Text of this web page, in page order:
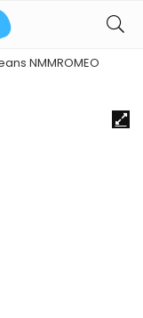
NMMROMEO